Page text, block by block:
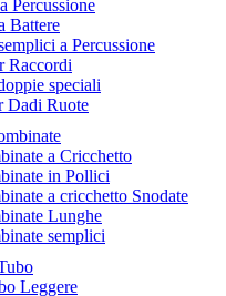
Percussione
Battere
a Percussione
Raccordi
speciali
Dadi Ruote
a Cricchetto
in Pollici
a cricchetto Snodate
Lunghe
semplici
Leggere